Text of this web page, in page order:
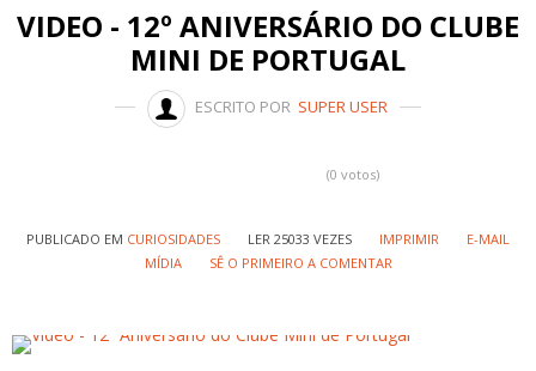
VIDEO - 12º ANIVERSÁRIO DO CLUBE
MINI DE PORTUGAL
ESCRITO POR SUPER USER
(0 votos)
PUBLICADO EM CURIOSIDADES LER 25033 VEZES IMPRIMIR
E-MAIL
MÍDIA
SÊ O PRIMEIRO A COMENTAR